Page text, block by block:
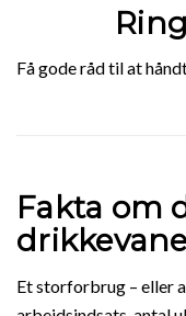
Få gode råd til at
Fakta om
Et storforbrug – eller